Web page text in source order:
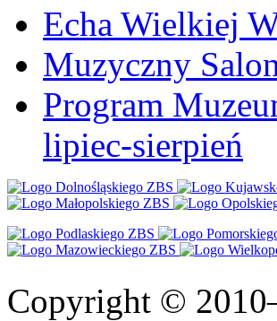
Echa Wielkiej
Muzyczny
Program
lipiec-sierpień
Copyright ©